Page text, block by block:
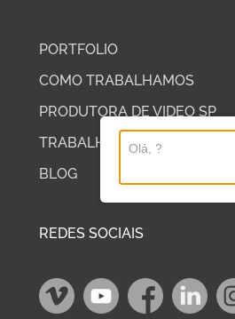
PORTFOLIO
COMO TRABALHAMOS
PRODUTORA DE VIDEO SP
TRABALHE COM A DP2
BLOG
REDES SOCIAIS